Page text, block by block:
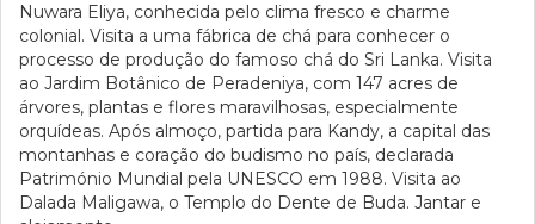
Nuwara Eliya, conhecida pelo clima fresco e charme
colonial. Visita a uma fábrica de chá para conhecer o
processo de produção do famoso chá do Sri Lanka. Visita
ao Jardim Botânico de Peradeniya, com 147 acres de
árvores, plantas e flores maravilhosas, especialmente
orquídeas. Após almoço, partida para Kandy, a capital das
montanhas e coração do budismo no país, declarada
Património Mundial pela UNESCO em 1988. Visita ao
Dalada Maligawa, o Templo do Dente de Buda. Jantar e